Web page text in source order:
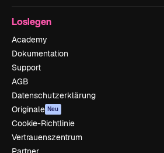
Loslegen
Academy
Dokumentation
Support
AGB
Datenschutzerklärung
Originale Neu
Cookie-Richtlinie
Vertrauenszentrum